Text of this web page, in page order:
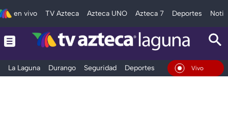
en vivo TV Azteca Azteca UNO Azteca 7 Deportes
La Laguna Durango Seguridad Deportes Entretenimiento
En Vivo